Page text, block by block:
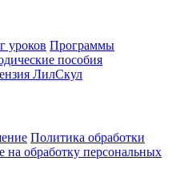
уроков Программы
пособия
ЛилСкул
Политика обработки
на обработку персональных